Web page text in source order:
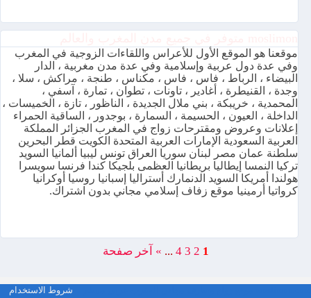
موقعنا هو الموقع الأول للأعراس واللقاءات الزوجية في المغرب
وفي عدة دول عربية وإسلامية وفي عدة مدن مغربية ، الدار
البيضاء ، الرباط ، فاس ، فاس ، مكناس ، طنجة ، مراكش ، سلا ،
وجدة ، القنيطرة ، أغادير ، تاونات ، تطوان ، تمارة ، آسفي ،
المحمدية ، خريبكة ، بني ملال الجديدة ، الناظور ، تازة ، الخميسات ،
الداخلة ، العيون ، الحسيمة ، السمارة ، بوجدور ، الساقية الحمراء
إعلانات وعروض ومقترحات زواج في المغرب الجزائر المملكة
العربية السعودية الإمارات العربية المتحدة الكويت قطر البحرين
سلطنة عمان مصر لبنان سوريا العراق تونس ليبيا ألمانيا السويد
تركيا النمسا إيطاليا بريطانيا العظمى بلجيكا كندا فرنسا سويسرا
هولندا أمريكا السويد الدنمارك أستراليا إسبانيا روسيا أوكرانيا
كرواتيا أرمينيا موقع زفاف إسلامي مجاني بدون اشتراك.
1
2
3
4
...
» آخر صفحة
شروط الاستخدام